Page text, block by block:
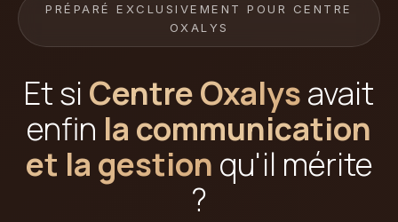
PRÉPARÉ EXCLUSIVEMENT POUR CENTRE
OXALYS
Et si Centre Oxalysavait
enfin la communication
et la gestion qu'il mérite
?